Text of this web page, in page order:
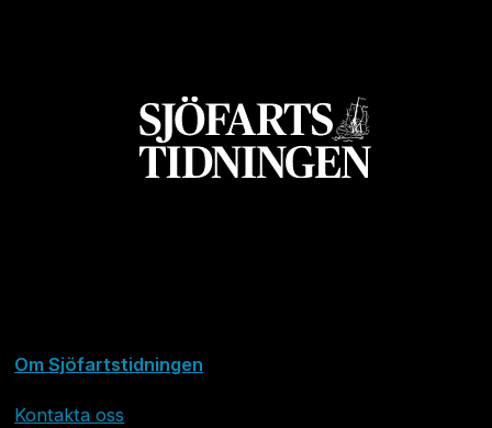
Om Sjöfartstidningen
Kontakta oss